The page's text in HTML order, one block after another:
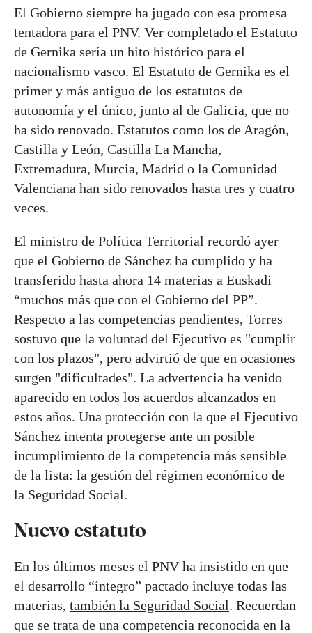
El Gobierno siempre ha jugado con esa promesa
tentadora para el PNV. Ver completado el Estatuto
de Gernika sería un hito histórico para el
nacionalismo vasco. El Estatuto de Gernika es el
primer y más antiguo de los estatutos de
autonomía y el único, junto al de Galicia, que no
ha sido renovado. Estatutos como los de Aragón,
Castilla y León, Castilla La Mancha,
Extremadura, Murcia, Madrid o la Comunidad
Valenciana han sido renovados hasta tres y cuatro
veces.
El ministro de Política Territorial recordó ayer
que el Gobierno de Sánchez ha cumplido y ha
transferido hasta ahora 14 materias a Euskadi
“muchos más que con el Gobierno del PP”.
Respecto a las competencias pendientes, Torres
sostuvo que la voluntad del Ejecutivo es "cumplir
con los plazos", pero advirtió de que en ocasiones
surgen "dificultades". La advertencia ha venido
aparecido en todos los acuerdos alcanzados en
estos años. Una protección con la que el Ejecutivo
Sánchez intenta protegerse ante un posible
incumplimiento de la competencia más sensible
de la lista: la gestión del régimen económico de
la Seguridad Social.
Nuevo estatuto
En los últimos meses el PNV ha insistido en que
el desarrollo “íntegro” pactado incluye todas las
materias, también la Seguridad Social. Recuerdan
que se trata de una competencia reconocida en la